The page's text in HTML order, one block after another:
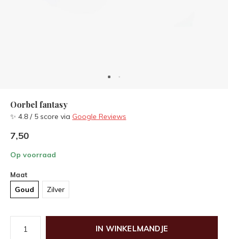
Oorbel fantasy
✨ 4.8 / 5 score via Google Reviews
7,50
Op voorraad
Maat
Goud Zilver
IN WINKELMANDJE